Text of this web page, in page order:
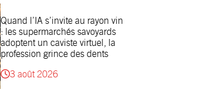
Quand l’IA s’invite au rayon vin
: les supermarchés savoyards
adoptent un caviste virtuel, la
profession grince des dents
3 août 2026